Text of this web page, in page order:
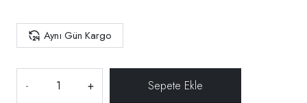
Aynı Gün Kargo
- +